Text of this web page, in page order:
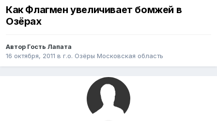
Как Флагмен увеличивает бомжей в
Озёрах
Автор Гость Лапата
16 октября, 2011 в г.о. Озёры Московская область